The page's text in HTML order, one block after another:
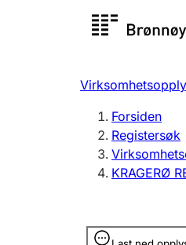
Registersøk
Registrere,
Forsiden
Registersøk
KRAGERØ
Opplysninger er